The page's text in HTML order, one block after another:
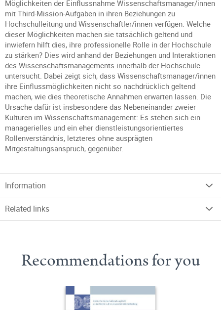
Möglichkeiten der Einflussnahme Wissenschaftsmanager/innen
mit Third-Mission-Aufgaben in ihren Beziehungen zu
Hochschulleitung und Wissenschaftler/innen verfügen. Welche
dieser Möglichkeiten machen sie tatsächlich geltend und
inwiefern hilft dies, ihre professionelle Rolle in der Hochschule
zu stärken? Dies wird anhand der Beziehungen und Interaktionen
des Wissenschaftsmanagements innerhalb der Hochschule
untersucht. Dabei zeigt sich, dass Wissenschaftsmanager/innen
ihre Einflussmöglichkeiten nicht so nachdrücklich geltend
machen, wie dies theoretische Annahmen erwarten lassen. Die
Ursache dafür ist insbesondere das Nebeneinander zweier
Kulturen im Wissenschaftsmanagement: Es stehen sich ein
managerielles und ein eher dienstleistungsorientiertes
Rollenverständnis, letzteres ohne ausprägten
Mitgestaltungsanspruch, gegenüber.
Information
Related links
Recommendations for you